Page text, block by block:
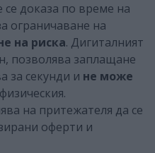
доказа по време на
ограничаване на
на риска. Дигиталният
позволява заплащане
за секунди и не може
на притежателя да се
оферти и